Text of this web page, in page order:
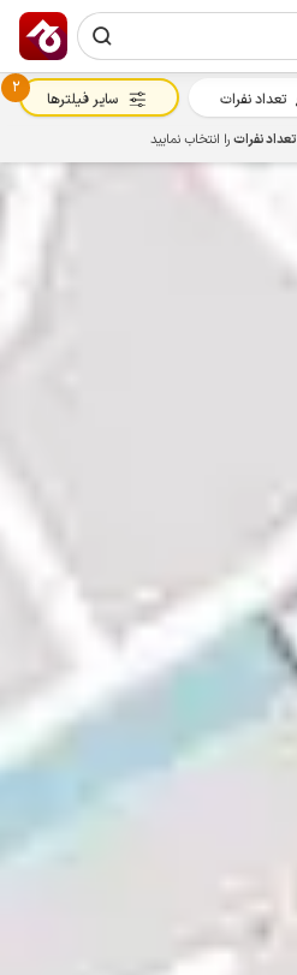
تعداد نفرات
2
سایر فیلترها
تعداد نفراترا انتخاب نمایید